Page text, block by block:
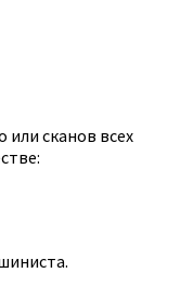
или сканов всех